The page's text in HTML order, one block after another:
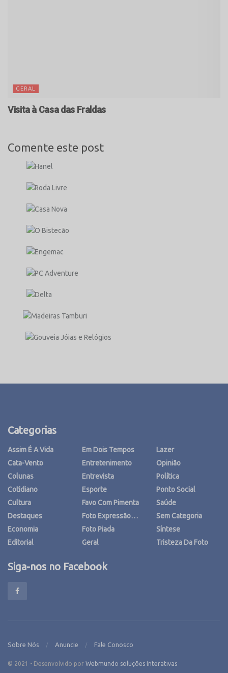
GERAL
Visita à Casa das Fraldas
Comente este post
Categorias
Assim É A Vida
Cata-Vento
Colunas
Cotidiano
Cultura
Destaques
Economia
Editorial
Em Dois Tempos
Entretenimento
Entrevista
Esporte
Favo Com Pimenta
Foto Expressão…
Foto Piada
Geral
Lazer
Opinião
Política
Ponto Social
Saúde
Sem Categoria
Síntese
Tristeza Da Foto
Siga-nos no Facebook
Sobre Nós Anuncie Fale Conosco
© 2021 - Desenvolvido por Webmundo soluções Interativas